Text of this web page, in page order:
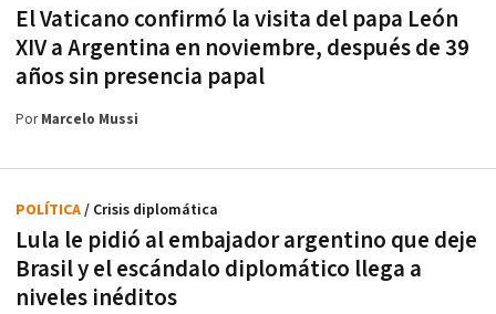
El Vaticano confirmó la visita del papa León
XIV a Argentina en noviembre, después de 39
años sin presencia papal
PorMarcelo Mussi
Lula le pidió al embajador argentino que deje
Brasil y el escándalo diplomático llega a
niveles inéditos
POLÍTICA/ Crisis diplomática